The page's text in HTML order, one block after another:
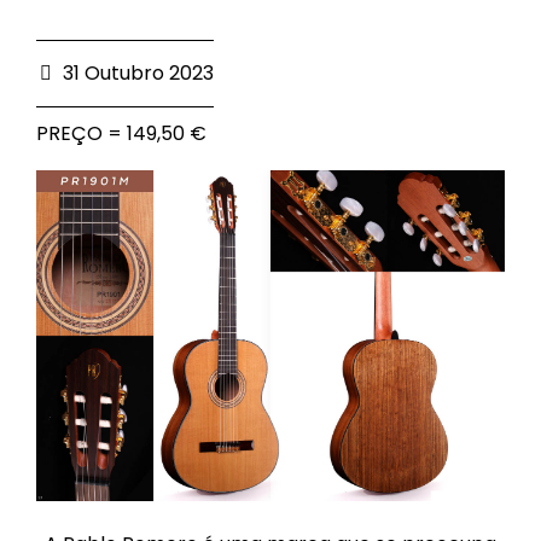
31 Outubro 2023
PREÇO = 149,50 €